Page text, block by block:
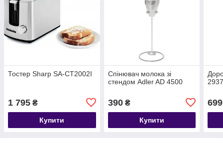
Тостер Sharp SA-CT2002I
1 795 ₴
Купити
Спінювач молока зі
стендом Adler AD 4500
390₴
Купити
699